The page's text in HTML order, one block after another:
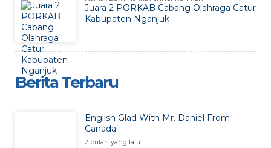
Juara 2 PORKAB Cabang Olahraga Catur
Kabupaten Nganjuk
Berita Terbaru
English Glad With Mr. Daniel From
Canada
2 bulan yang lalu